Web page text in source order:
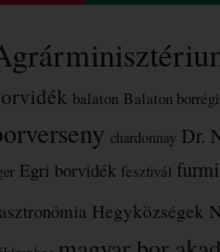
balaton Balaton
chardonnay Dr.
Egri borvidék fesztivál
Hegyközségek